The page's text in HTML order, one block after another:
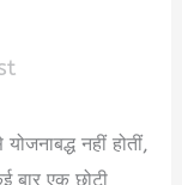
नहीं होतीं,
बार एक छोटी